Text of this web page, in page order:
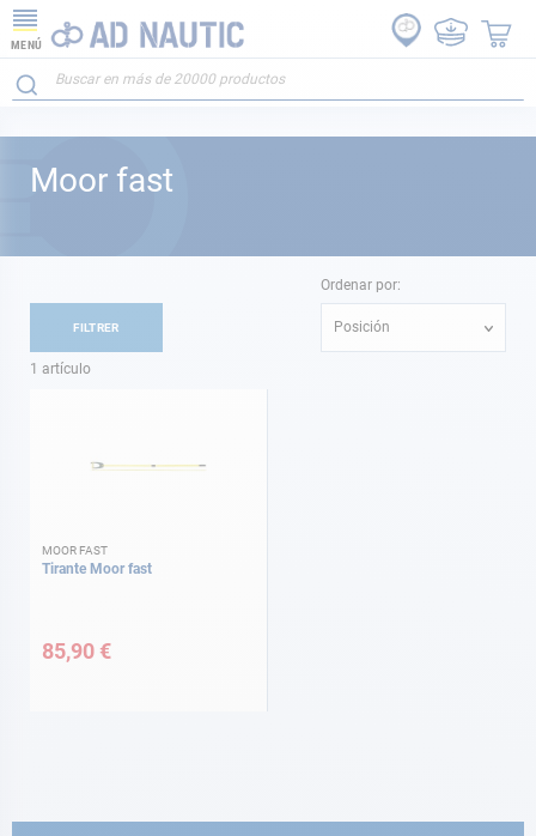
MENÚ
Moor fast
1 artículo
Ordenar por:
Posición
MOOR FAST
Tirante Moor fast
85,90 €
FILTRER